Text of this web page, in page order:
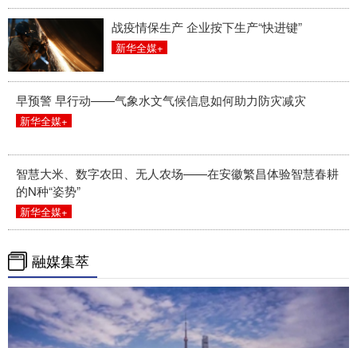
战疫情保生产 企业按下生产“快进键”
新华全媒+
早预警 早行动——气象水文气候信息如何助力防灾减灾
新华全媒+
智慧大米、数字农田、无人农场——在安徽繁昌体验智慧春耕
的N种“姿势”
新华全媒+
融媒集萃